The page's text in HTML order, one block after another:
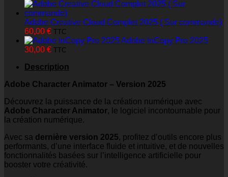
Adobe Creative Cloud Complet 2025 ( Sur commande)
60,00 € TTC
Adobe InCopy Pro 2025
30,00 € TTC
Description
Adobe Character Animator – Version 2025
Découvrez la puissance de la création numérique avec
Adobe Character Animator, le logiciel incontournable pour
la création numérique.
Avec sa dernière version 2025, profitez d’outils encore plus
performants, d’une interface fluide et intuitive, et de nouvelles
fonctionnalités basées sur l’intelligence artificielle pour
booster votre créativité.